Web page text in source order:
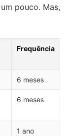
pouco. Mas,
Frequência
6 meses
6 meses
1 ano